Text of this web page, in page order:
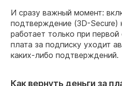
И сразу важный момент:
подтверждение (3D-
работает только при
плата за подписку уходит
каких-либо подтверждений.
Как вернуть деньги за